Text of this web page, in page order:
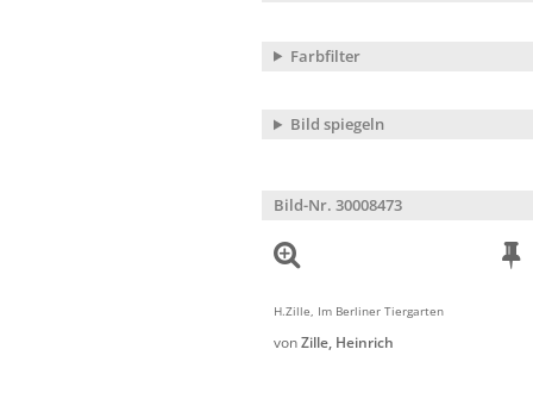
Farbfilter
Bild spiegeln
Bild-Nr. 30008473
H.Zille, Im Berliner Tiergarten
vonZille, Heinrich